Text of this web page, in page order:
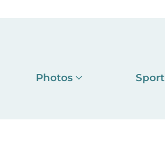
Photos Sport